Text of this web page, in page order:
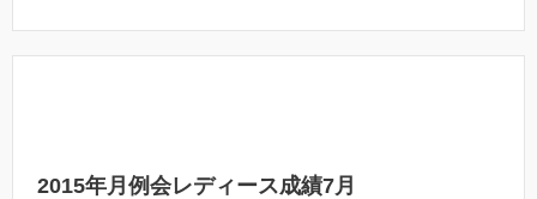
2015年月例会レディース成績7月